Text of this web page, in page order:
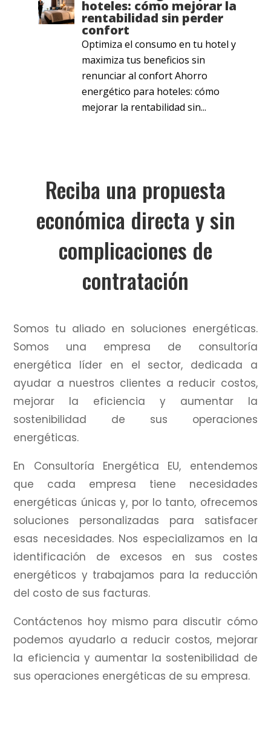
hoteles: cómo mejorar la
rentabilidad sin perder
confort
Optimiza el consumo en tu hotel y
maximiza tus beneficios sin
renunciar al confort Ahorro
energético para hoteles: cómo
mejorar la rentabilidad sin...
Reciba una propuesta
económica directa y sin
complicaciones de
contratación
Somos tu aliado en soluciones energéticas.
Somos una empresa de consultoría
energética líder en el sector, dedicada a
ayudar a nuestros clientes a reducir costos,
mejorar la eficiencia y aumentar la
sostenibilidad de sus operaciones
energéticas.
En Consultoría Energética EU, entendemos
que cada empresa tiene necesidades
energéticas únicas y, por lo tanto, ofrecemos
soluciones personalizadas para satisfacer
esas necesidades. Nos especializamos en la
identificación de excesos en sus costes
energéticos y trabajamos para la reducción
del costo de sus facturas.
Contáctenos hoy mismo para discutir cómo
podemos ayudarlo a reducir costos, mejorar
la eficiencia y aumentar la sostenibilidad de
sus operaciones energéticas de su empresa.